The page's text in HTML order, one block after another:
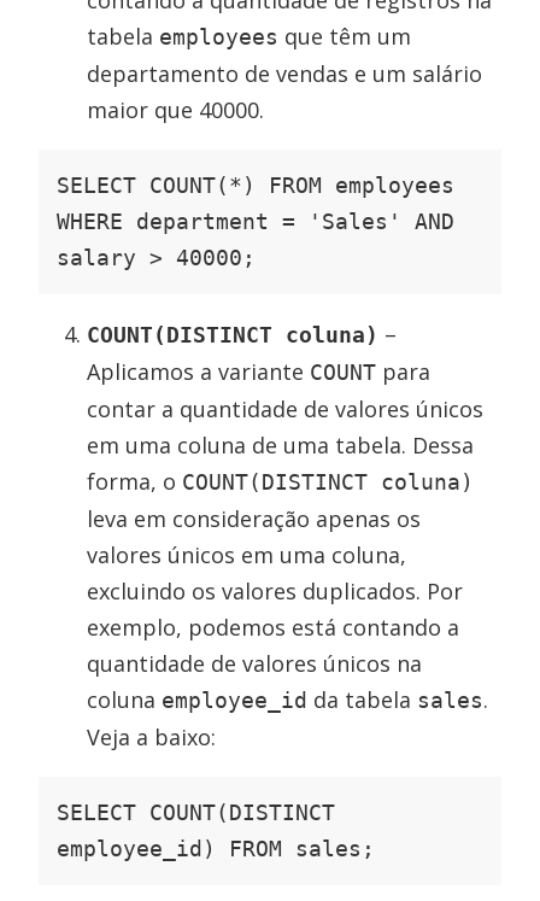
tabela employees que têm um
departamento de vendas e um salário
maior que 40000.
SELECT COUNT(*) FROM employees
WHERE department = 'Sales' AND
salary > 40000;
COUNT(DISTINCT coluna) –
Aplicamos a variante COUNT para
contar a quantidade de valores únicos
em uma coluna de uma tabela. Dessa
forma, o COUNT(DISTINCT coluna)
leva em consideração apenas os
valores únicos em uma coluna,
excluindo os valores duplicados. Por
exemplo, podemos está contando a
quantidade de valores únicos na
coluna employee_id da tabela sales.
Veja a baixo:
SELECT COUNT(DISTINCT
employee_id) FROM sales;